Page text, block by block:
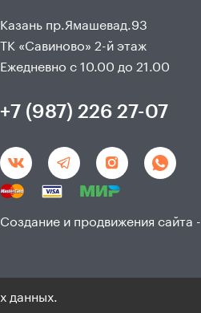
Казань пр.Ямашевад.93
ТК «Савиново» 2-й этаж
Ежедневно с 10.00 до 21.00
+7 (987) 226 27-07
Создание и продвижения сайта -
и согласие на ихобработку
данных.